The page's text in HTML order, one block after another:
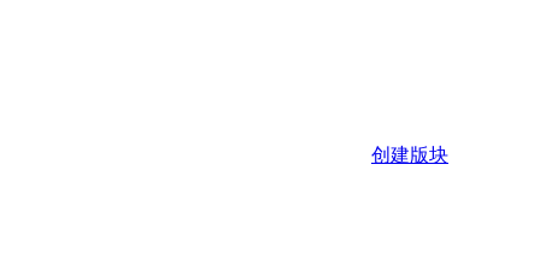
创建版块